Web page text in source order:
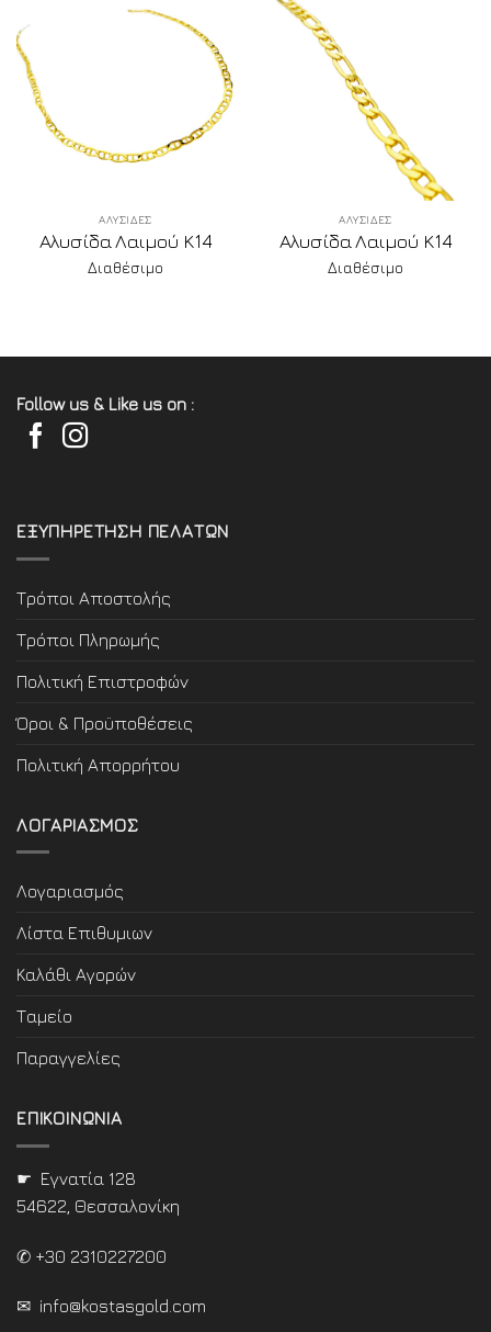
ΑΛΥΣΙΔΕΣ
Αλυσίδα Λαιμού Κ14
Διαθέσιμο
ΑΛΥΣΙΔΕΣ
Αλυσίδα Λαιμού Κ14
Διαθέσιμο
Follow us & Like us on :
ΕΞΥΠΗΡΕΤΗΣΗ ΠΕΛΑΤΩΝ
Τρόποι Αποστολής
Τρόποι Πληρωμής
Πολιτική Επιστροφών
Όροι & Προϋποθέσεις
Πολιτική Απορρήτου
ΛΟΓΑΡΙΑΣΜΟΣ
Λογαριασμός
Λίστα Επιθυμιων
Καλάθι Αγορών
Ταμείο
Παραγγελίες
ΕΠΙΚΟΙΝΩΝΙΑ
☛ Εγνατία 128
54622, Θεσσαλονίκη
✆ +30 2310227200
✉ info@kostasgold.com